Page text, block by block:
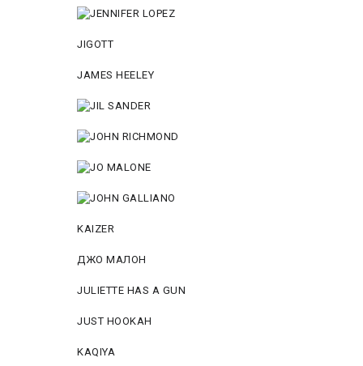
JIGOTT
JAMES HEELEY
KAIZER
ДЖО МАЛОН
JULIETTE HAS A GUN
JUST HOOKAH
KAQIYA